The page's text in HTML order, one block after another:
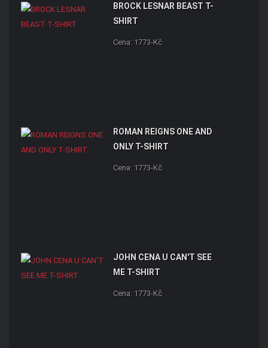
BROCK LESNAR BEAST T-
SHIRT
Cena: 1773-Kč
ROMAN REIGNS ONE AND
ONLY T-SHIRT
Cena: 1773-Kč
JOHN CENA U CAN'T SEE
ME T-SHIRT
Cena: 1773-Kč